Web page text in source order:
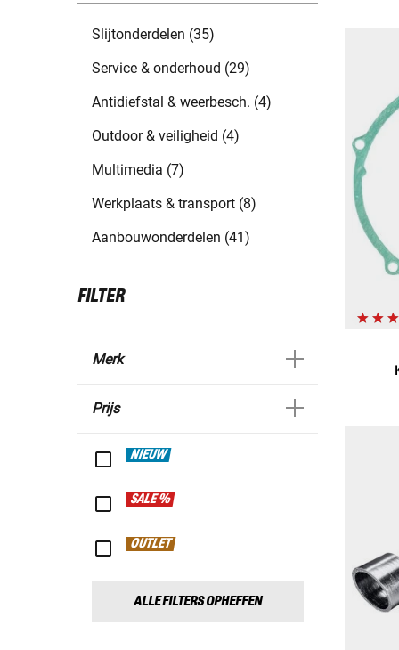
Slijtonderdelen (35)
Service & onderhoud (29)
Antidiefstal & weerbesch. (4)
Outdoor & veiligheid (4)
Multimedia (7)
Werkplaats & transport (8)
Aanbouwonderdelen (41)
FILTER
Merk
Prijs
NIEUW
SALE %
OUTLET
ALLE FILTERS OPHEFFEN